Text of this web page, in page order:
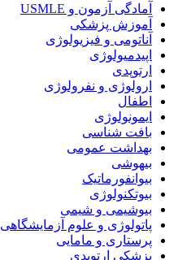
آمادگی آزمون و USMLE
آموزش پزشکی
آناتومی و فیزیولوژی
اپیدمیولوژی
ارتوپدی
ارولوژی و نفرولوژی
اطفال
ایمونولوژی
بافت شناسی
بهداشت عمومی
بیهوشی
بیوانفورماتیک
بیوتکنولوژی
بیوشیمی و شیمی
پاتولوژی و علوم آزمایشگاهی
پرستاری و مامایی
پزشکی ارتوپدی